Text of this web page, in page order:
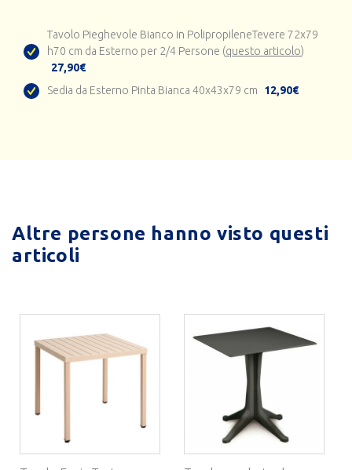
Tavolo Pieghevole Bianco in PolipropileneTevere 72x79
h70 cm da Esterno per 2/4 Persone (questo articolo)
27,90€
Sedia da Esterno Pinta Bianca 40x43x79 cm
12,90€
Altre persone hanno visto questi
articoli